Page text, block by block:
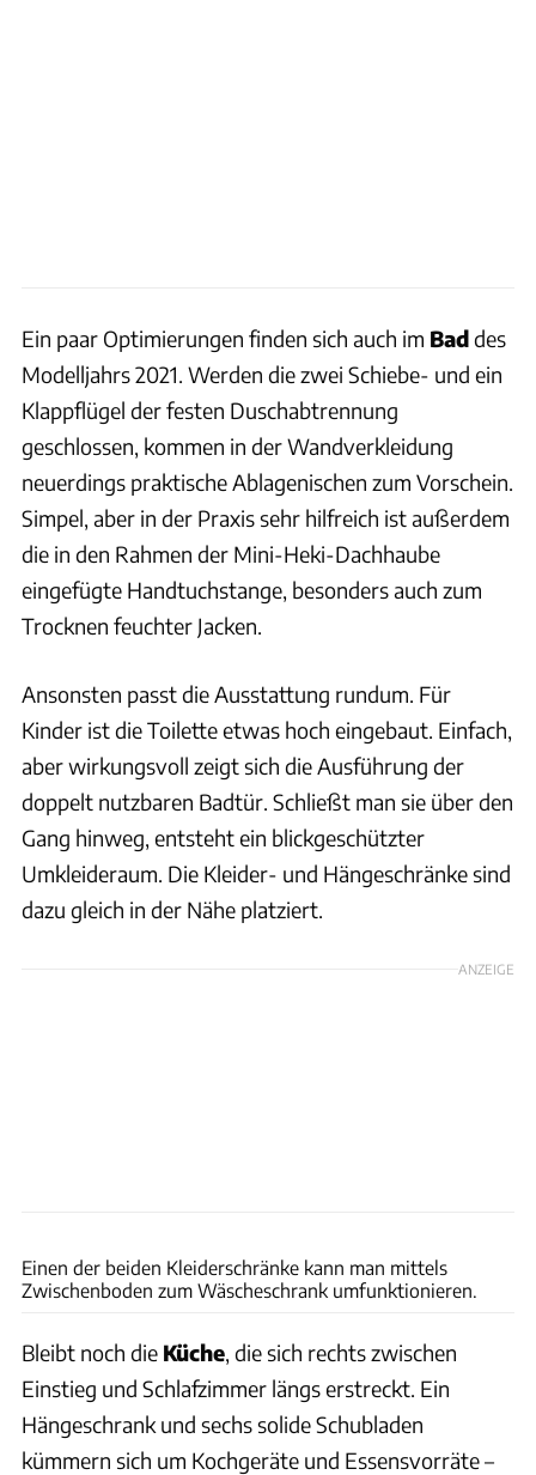
Ein paar Optimierungen finden sich auch im Baddes
Modelljahrs 2021. Werden die zwei Schiebe- und ein
Klappflügel der festen Duschabtrennung
geschlossen, kommen in der Wandverkleidung
neuerdings praktische Ablagenischen zum Vorschein.
Simpel, aber in der Praxis sehr hilfreich ist außerdem
die in den Rahmen der Mini-Heki-Dachhaube
eingefügte Handtuchstange, besonders auch zum
Trocknen feuchter Jacken.
Ansonsten passt die Ausstattung rundum. Für
Kinder ist die Toilette etwas hoch eingebaut. Einfach,
aber wirkungsvoll zeigt sich die Ausführung der
doppelt nutzbaren Badtür. Schließt man sie über den
Gang hinweg, entsteht ein blickgeschützter
Umkleideraum. Die Kleider- und Hängeschränke sind
dazu gleich in der Nähe platziert.
ANZEIGE
Einen der beiden Kleiderschränke kann man mittels
Zwischenboden zum Wäscheschrank umfunktionieren.
Bleibt noch die Küche, die sich rechts zwischen
Einstieg und Schlafzimmer längs erstreckt. Ein
Hängeschrank und sechs solide Schubladen
kümmern sich um Kochgeräte und Essensvorräte –